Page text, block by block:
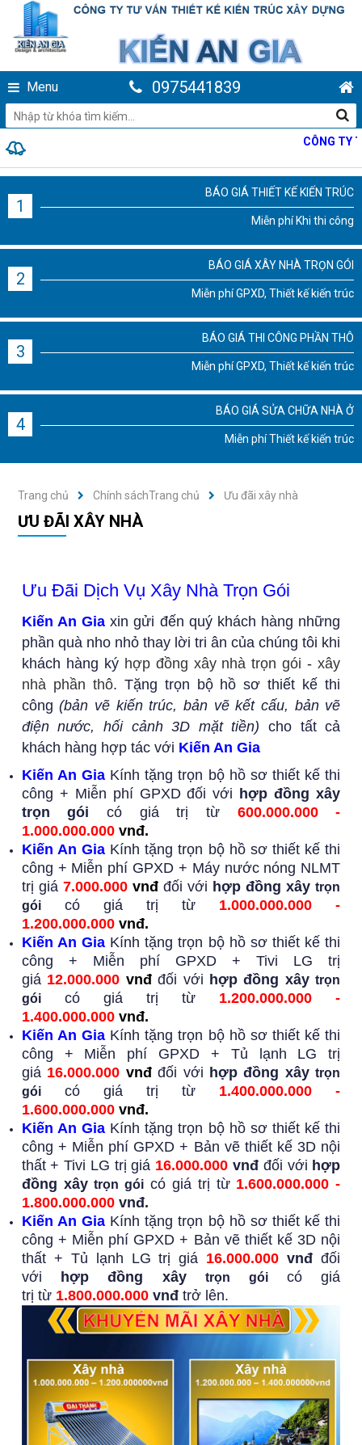
Menu 0975441839
CÔNG TY
1
BÁO GIÁ THIẾT KẾ KIẾN TRÚC
Miễn phí Khi thi công
2
BÁO GIÁ XÂY NHÀ TRỌN GÓI
Miễn phí GPXD, Thiết kế kiến trúc
3
BÁO GIÁ THI CÔNG PHẦN THÔ
Miễn phí GPXD, Thiết kế kiến trúc
4
BÁO GIÁ SỬA CHỮA NHÀ Ở
Miễn phí Thiết kế kiến trúc
Trang chủ Chính sáchTrang chủ Ưu đãi xây nhà
ƯU ĐÃI XÂY NHÀ
Ưu Đãi Dịch Vụ Xây Nhà Trọn Gói
Kiến An Gia xin gửi đến quý khách hàng những
phần quà nho nhỏ thay lời tri ân của chúng tôi khi
khách hàng ký hợp đồng xây nhà trọn gói -xây
nhà phần thô. Tặng trọn bộ hồ sơ thiết kế thi
công(bản vẽ kiến trúc, bản vẽ kết cấu, bản vẽ
điện nước, hối cảnh 3D mặt tiền) cho tất cả
khách hàng hợp tác với Kiến An Gia
Kiến An Gia Kính tặng trọn bộ hồ sơ thiết kế thi
công + Miễn phí GPXD đối với hợp đồng xây
trọn gói có giá trị từ 600.000.000 -
1.000.000.000 vnđ.
Kiến An Gia Kính tặng trọn bộ hồ sơ thiết kế thi
công + Miễn phí GPXD + Máy nước nóng NLMT
trị giá 7.000.000 vnđđối với hợp đồng xâytrọn
góicó giá trị từ 1.000.000.000 -
1.200.000.000 vnđ.
Kiến An Gia Kính tặng trọn bộ hồ sơ thiết kế thi
công + Miễn phí GPXD + Tivi LG trị
giá 12.000.000 vnđđối với hợp đồng xâytrọn
góicó giá trị từ 1.200.000.000 -
1.400.000.000 vnđ.
Kiến An Gia Kính tặng trọn bộ hồ sơ thiết kế thi
công + Miễn phí GPXD + Tủ lạnh LG trị
giá 16.000.000 vnđđối với hợp đồng xâytrọn
góicó giá trị từ 1.400.000.000 -
1.600.000.000 vnđ.
Kiến An Gia Kính tặng trọn bộ hồ sơ thiết kế thi
công + Miễn phí GPXD + Bản vẽ thiết kế 3D nội
thất + Tivi LG trị giá 16.000.000vnđ đối với hợp
đồng xâytrọn gói có giá trị từ 1.600.000.000 -
1.800.000.000 vnđ.
Kiến An Gia Kính tặng trọn bộ hồ sơ thiết kế thi
công + Miễn phí GPXD + Bản vẽ thiết kế 3D nội
thất + Tủ lạnh LG trị giá 16.000.000vnđ đối
với
hợp đồng xâytrọn góicó giá
trị từ1.800.000.000 vnđtrở lên.